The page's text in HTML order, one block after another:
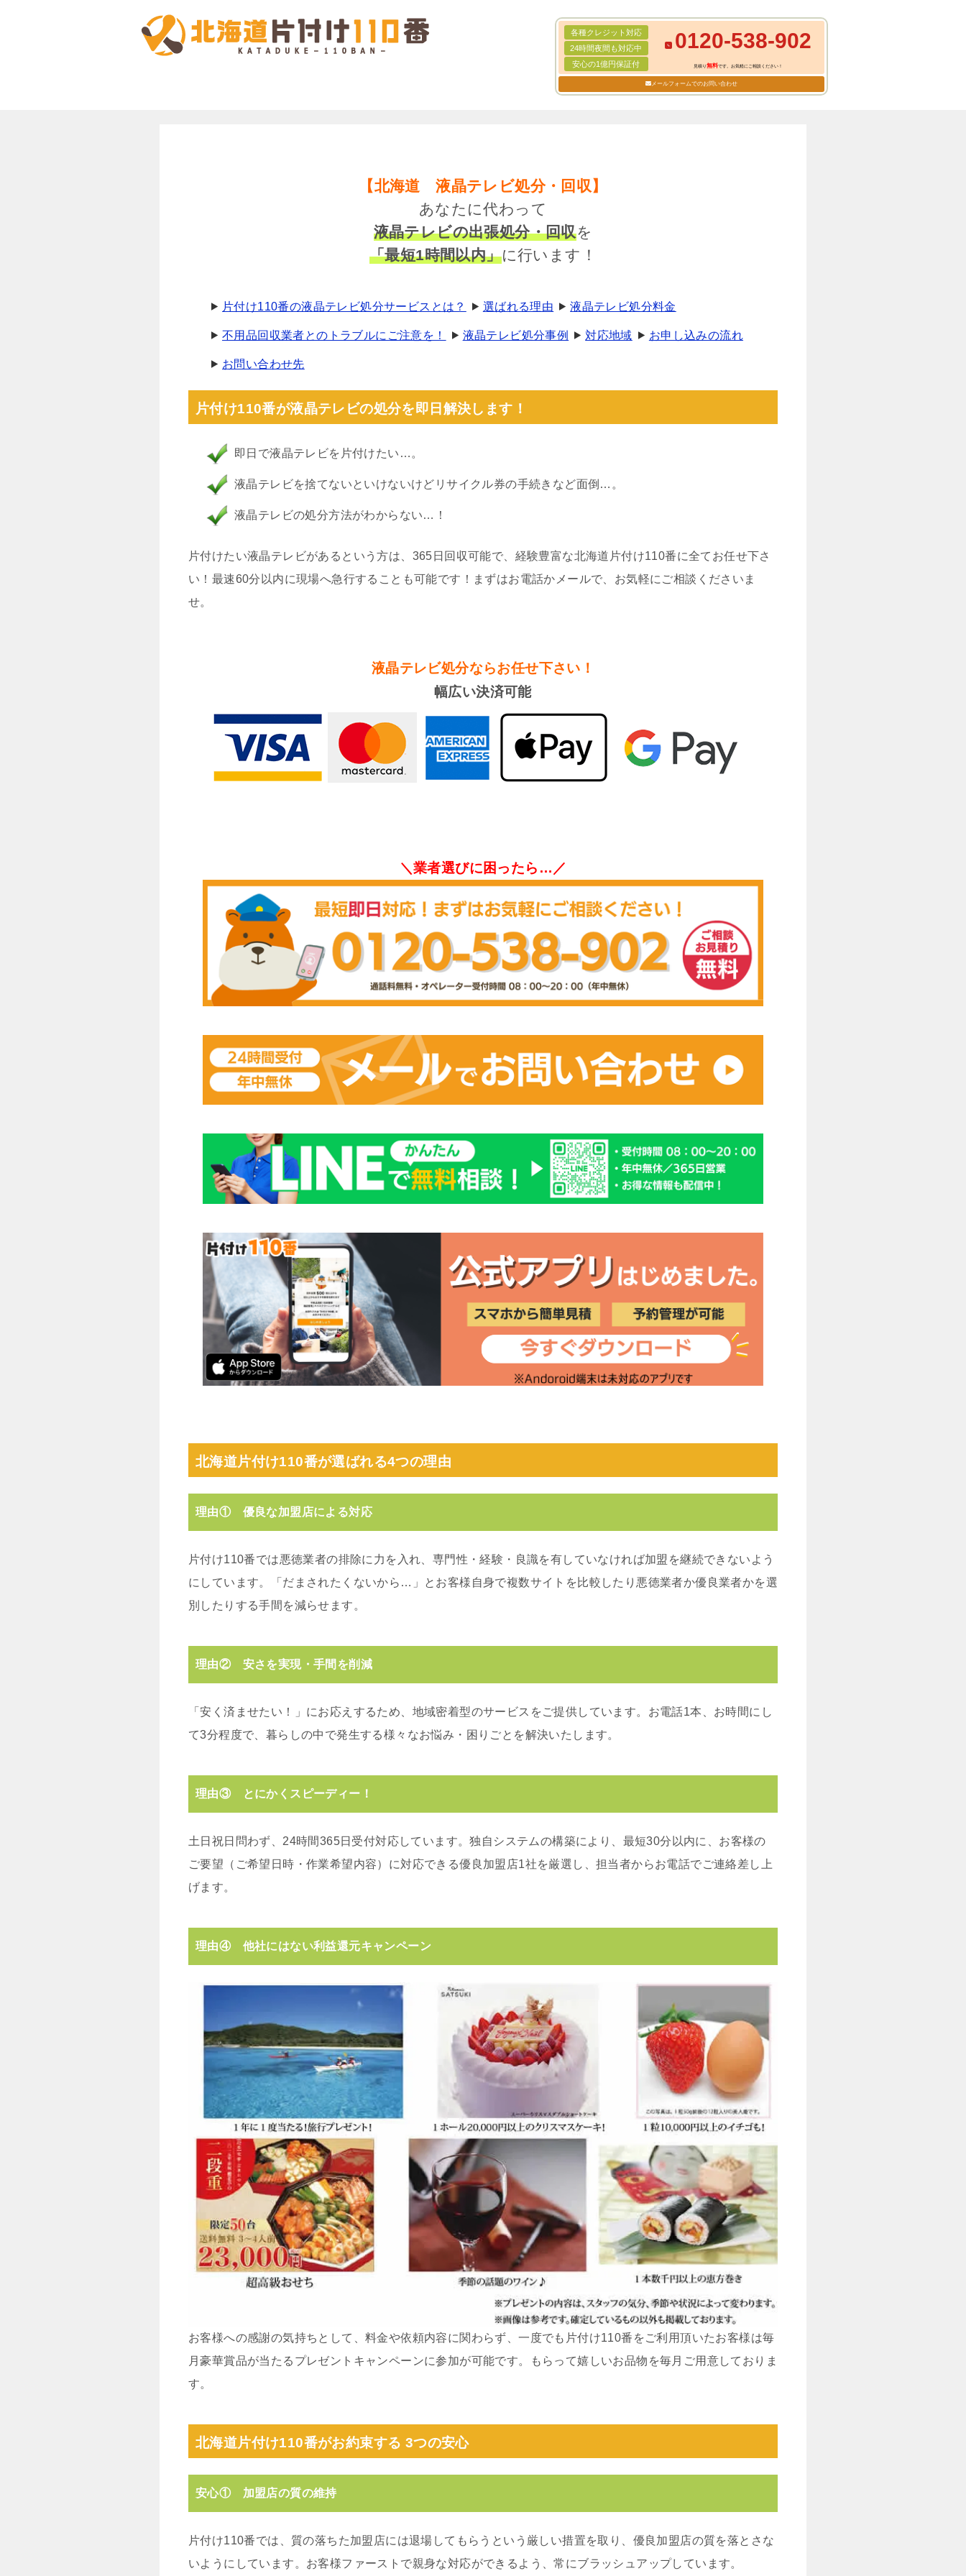
各種クレジット対応
24時間夜間も対応中
安心の1億円保証付
0120-538-902
見積り無料です。お気軽にご相談ください！
メールフォームでのお問い合わせ
【北海道 液晶テレビ処分・回収】
あなたに代わって
液晶テレビの出張処分・回収を
「最短1時間以内」に行います！
片付け110番の液晶テレビ処分サービスとは？ 選ばれる理由 液晶テレビ処分料金
不用品回収業者とのトラブルにご注意を！ 液晶テレビ処分事例 対応地域 お申し込みの流れ
お問い合わせ先
片付け110番が液晶テレビの処分を即日解決します！
即日で液晶テレビを片付けたい…。
液晶テレビを捨てないといけないけどリサイクル券の手続きなど面倒…。
液晶テレビの処分方法がわからない…！
片付けたい液晶テレビがあるという方は、365日回収可能で、経験豊富な北海道片付け110番に全てお任せ下さ
い！最速60分以内に現場へ急行することも可能です！まずはお電話かメールで、お気軽にご相談くださいま
せ。
液晶テレビ処分ならお任せ下さい！
幅広い決済可能
＼業者選びに困ったら…／
北海道片付け110番が選ばれる4つの理由
理由① 優良な加盟店による対応
片付け110番では悪徳業者の排除に力を入れ、専門性・経験・良識を有していなければ加盟を継続できないよう
にしています。「だまされたくないから…」とお客様自身で複数サイトを比較したり悪徳業者か優良業者かを選
別したりする手間を減らせます。
理由② 安さを実現・手間を削減
「安く済ませたい！」にお応えするため、地域密着型のサービスをご提供しています。お電話1本、お時間にし
て3分程度で、暮らしの中で発生する様々なお悩み・困りごとを解決いたします。
理由③ とにかくスピーディー！
土日祝日問わず、24時間365日受付対応しています。独自システムの構築により、最短30分以内に、お客様の
ご要望（ご希望日時・作業希望内容）に対応できる優良加盟店1社を厳選し、担当者からお電話でご連絡差し上
げます。
理由④ 他社にはない利益還元キャンペーン
お客様への感謝の気持ちとして、料金や依頼内容に関わらず、一度でも片付け110番をご利用頂いたお客様は毎
月豪華賞品が当たるプレゼントキャンペーンに参加が可能です。もらって嬉しいお品物を毎月ご用意しておりま
す。
北海道片付け110番がお約束する 3つの安心
安心① 加盟店の質の維持
片付け110番では、質の落ちた加盟店には退場してもらうという厳しい措置を取り、優良加盟店の質を落とさな
いようにしています。お客様ファーストで親身な対応ができるよう、常にブラッシュアップしています。